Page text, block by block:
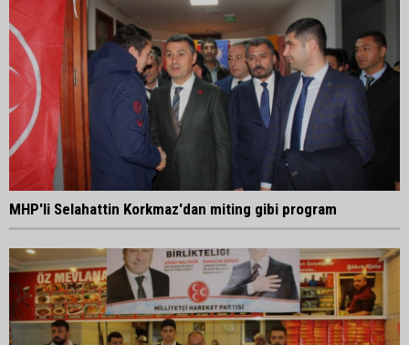
MHP'li Selahattin Korkmaz'dan miting gibi program